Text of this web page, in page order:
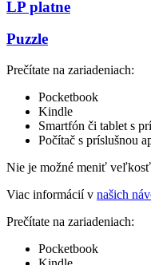
LP platne
Puzzle
Prečítate na zariadeniach:
Pocketbook
Kindle
Smartfón či tablet s
Počítač s príslušnou
Nie je možné meniť veľkosť
Viac informácií v našich
Prečítate na zariadeniach:
Pocketbook